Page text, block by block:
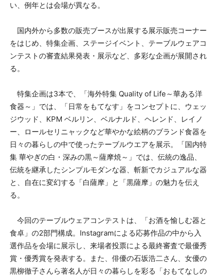
い、例年とは会場が異なる。
国内外から多数の販売ブースが出展する展示販売コーナー
をはじめ、特集企画、ステージイベント、テーブルウェアコ
ンテストの審査結果発表・展示など、多彩な企画が展開され
る。
特集企画は3本で、「海外特集 Quality of Life～華ある洋
食器～」では、「日常をもてなす」をコンセプトに、ウェッ
ジウッド、KPM ベルリン、ベルナルド、ヘレンド、レイノ
ー、ロールセリニャックなど華やかな絵柄のブランド食器を
日々の暮らしの中で使ったテーブルウエアを展示。「国内特
集 華やぎの白・深みの黒～薩摩焼～」では、伝統の逸品、
伝統を継承したシンプルモダンな器、斬新でカジュアルな器
と、自在に変幻する「白薩摩」と「黒薩摩」の魅力を伝え
る。
今回のテーブルウェアコンテストは、「お酒を愉しむ器と
食卓」の2部門構成。Instagramによる応募作品の中から入
選作品を会場に展示し、来場者投票による最終審査で最優秀
賞・優秀賞を発表する。また、俳優の石坂浩二さん、女優の
黒柳徹子さんら著名人が日々の暮らしを彩る「おもてなしの